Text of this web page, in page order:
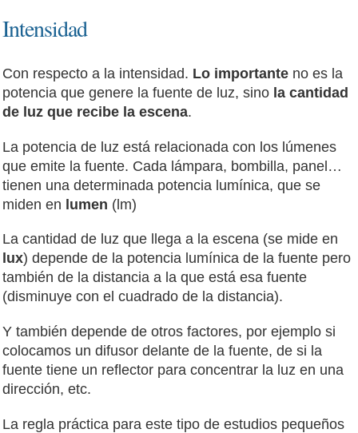
Intensidad
Con respecto a la intensidad. Lo importante no es la
potencia que genere la fuente de luz, sino la cantidad
de luz que recibe la escena.
La potencia de luz está relacionada con los lúmenes
que emite la fuente. Cada lámpara, bombilla, panel…
tienen una determinada potencia lumínica, que se
miden en lumen (lm)
La cantidad de luz que llega a la escena (se mide en
lux) depende de la potencia lumínica de la fuente pero
también de la distancia a la que está esa fuente
(disminuye con el cuadrado de la distancia).
Y también depende de otros factores, por ejemplo si
colocamos un difusor delante de la fuente, de si la
fuente tiene un reflector para concentrar la luz en una
dirección, etc.
La regla práctica para este tipo de estudios pequeños